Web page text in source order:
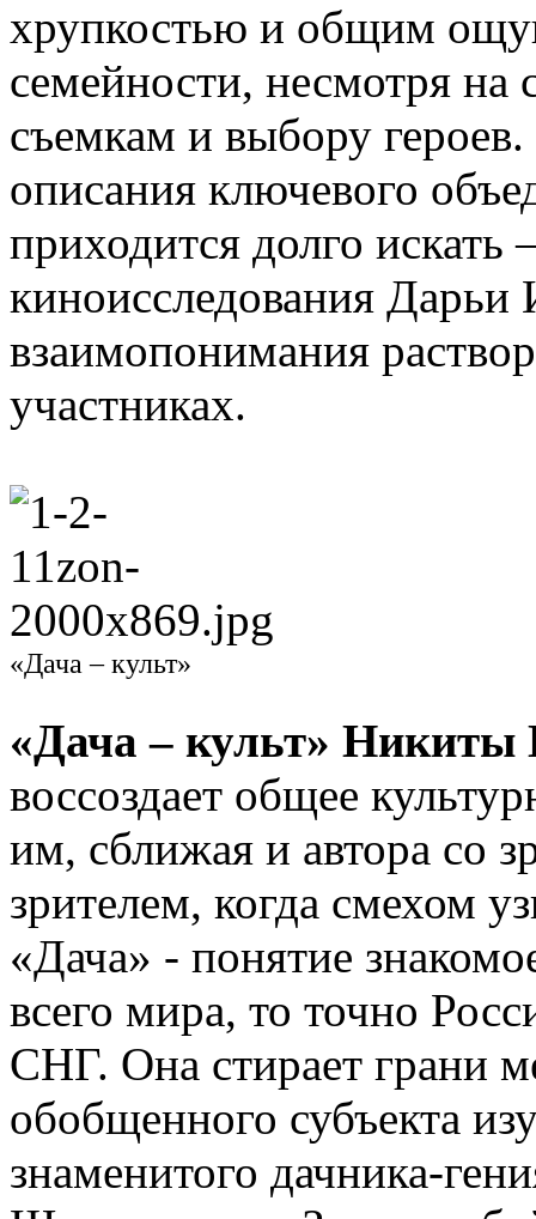
хрупкостью и общим
семейности, несмотря
съемкам и выбору
описания ключевого
приходится долго
киноисследования Дарьи
взаимопонимания
участниках.
«Дача – культ»
«Дача – культ» Никиты
воссоздает общее
им, сближая и автора со
зрителем, когда смехом
«Дача» - понятие
всего мира, то точно
СНГ. Она стирает грани
обобщенного субъекта
знаменитого дачника-